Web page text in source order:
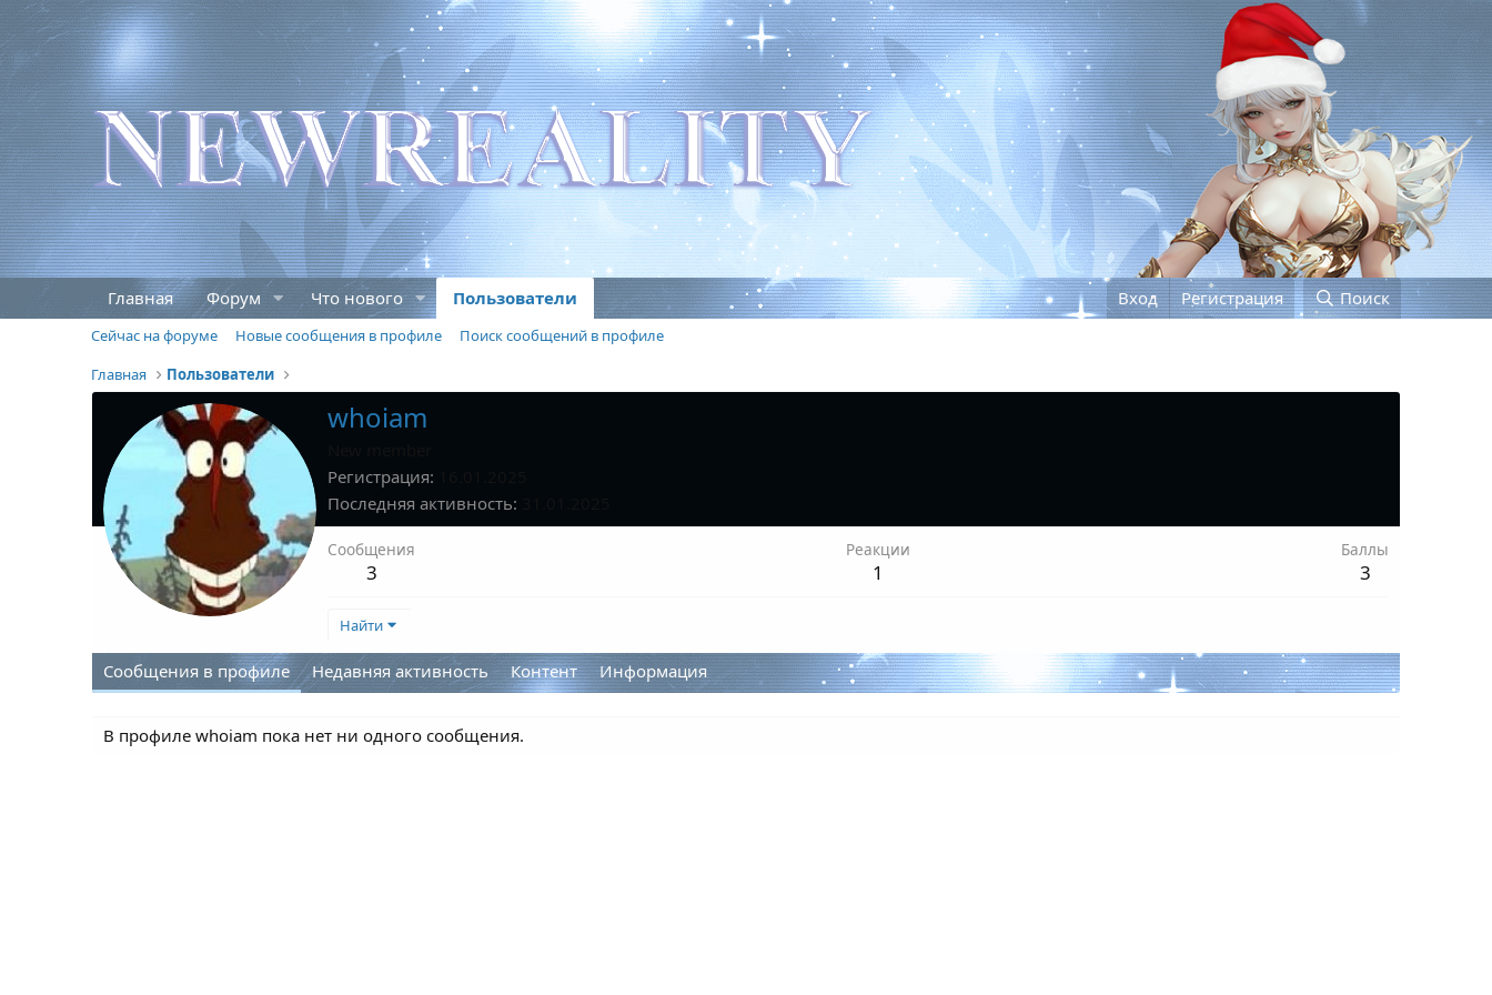
Главная Форум Что нового Пользователи Вход Регистрация Поиск
Сейчас на форуме Новые сообщения в профиле
Поиск сообщений в профиле
Главная
Пользователи
whoiam
Регистрация
Последняя активность
Сообщения
3
Реакции
1
Баллы
3
Найти
Сообщения в профиле Недавняя активность Контент Информация
В профиле whoiam пока нет ни одного сообщения.